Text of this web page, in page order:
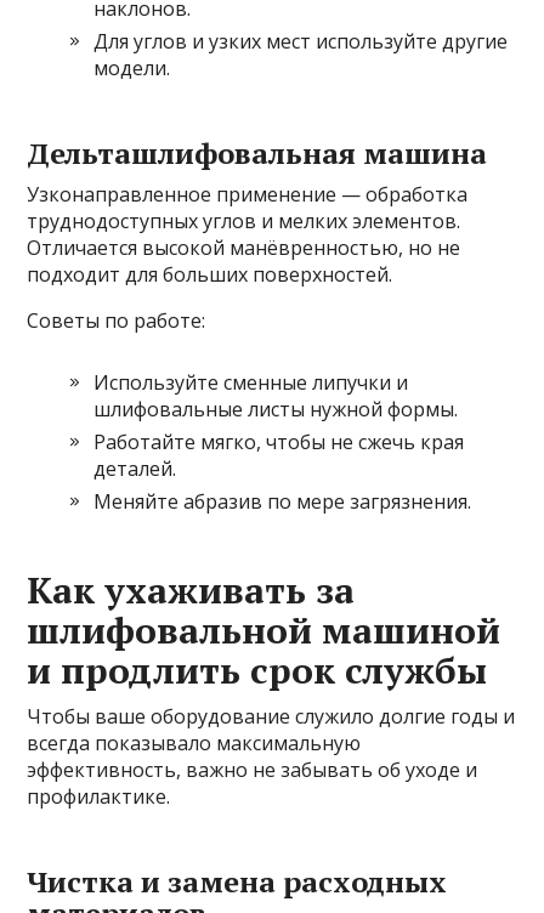
наклонов.
Для углов и узких мест используйте другие
модели.
Дельташлифовальная машина
Узконаправленное применение — обработка
труднодоступных углов и мелких элементов.
Отличается высокой манёвренностью, но не
подходит для больших поверхностей.
Советы по работе:
Используйте сменные липучки и
шлифовальные листы нужной формы.
Работайте мягко, чтобы не сжечь края
деталей.
Меняйте абразив по мере загрязнения.
Как ухаживать за
шлифовальной машиной
и продлить срок службы
Чтобы ваше оборудование служило долгие годы и
всегда показывало максимальную
эффективность, важно не забывать об уходе и
профилактике.
Чистка и замена расходных